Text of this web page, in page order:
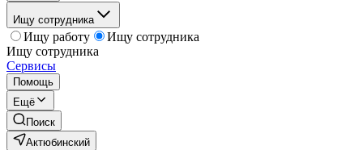
Ищу сотрудника
Ищу работу
Ищу сотрудника
Ищу сотрудника
Сервисы
Помощь
Ещё
Поиск
Актюбинский